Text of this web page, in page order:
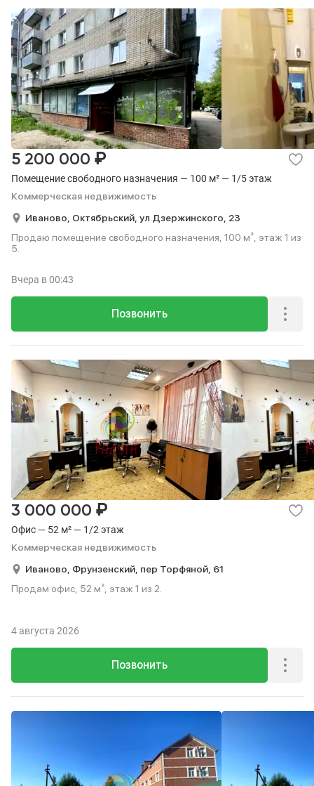
Помещение свободного назначения — 100 м² — 1/5 этаж
Коммерческая недвижимость
5 200 000 ₽
Иваново, Октябрьский, ул Дзержинского, 23
Продаю помещение свободного назначения, 100 м², этаж 1 из
5.
Позвонить
Вчера в 00:43
Офис — 52 м² — 1/2 этаж
Коммерческая недвижимость
3 000 000 ₽
Иваново, Фрунзенский, пер Торфяной, 61
Продам офис, 52 м², этаж 1 из 2.
Позвонить
4 августа 2026